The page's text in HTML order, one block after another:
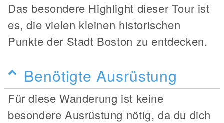
Das besondere Highlight dieser Tour ist
es, die vielen kleinen historischen
Punkte der Stadt Boston zu entdecken.
Benötigte Ausrüstung
Für diese Wanderung ist keine
besondere Ausrüstung nötig, da du dich